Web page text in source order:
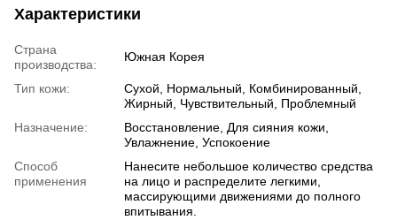
Характеристики
Страна
производства:
Южная Корея
Тип кожи:
Сухой, Нормальный, Комбинированный,
Жирный, Чувствительный, Проблемный
Назначение:
Восстановление, Для сияния кожи,
Увлажнение, Успокоение
Способ
применения
Нанесите небольшое количество средства
на лицо и распределите легкими,
массирующими движениями до полного
впитывания.